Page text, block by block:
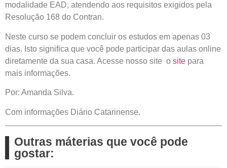
modalidade EAD, atendendo aos requisitos exigidos pela
Resolução 168 do Contran.
Neste curso se podem concluir os estudos em apenas 03
dias. Isto significa que você pode participar das aulas online
diretamente da sua casa. Acesse nosso site o site para
mais informações.
Por: Amanda Silva.
Com informações Diário Catarinense.
Outras máterias que você pode
gostar: